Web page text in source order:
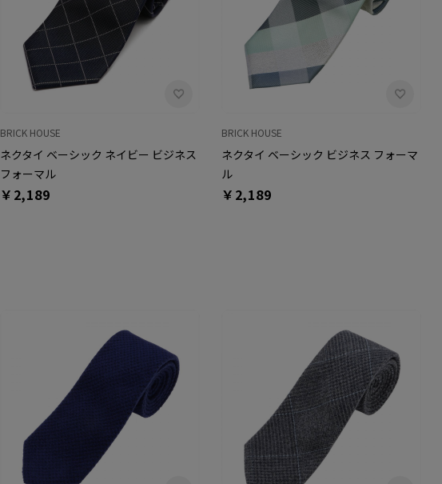
BRICK HOUSE
ネクタイ ベーシック ネイビー ビジネス
フォーマル
￥2,189
BRICK HOUSE
ネクタイ ベーシック ビジネス フォーマ
ル
￥2,189